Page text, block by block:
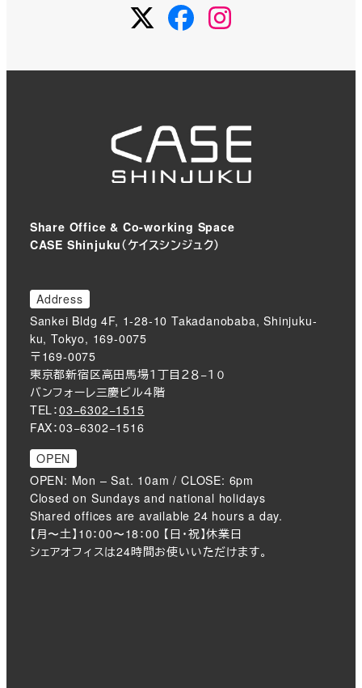
TwitterFacebook
Share Office & Co-working Space
CASE Shinjuku（ケイスシンジュク）
Address
Sankei Bldg 4F, 1-28-10 Takadanobaba, Shinjuku-
ku, Tokyo, 169-0075
〒169-0075
東京都新宿区高田馬場１丁目２８−１０
バンフォーレ三慶ビル４階
TEL：03−6302−1515
FAX：03−6302−1516
OPEN
OPEN: Mon – Sat. 10am / CLOSE: 6pm
Closed on Sundays and national holidays
Shared offices are available 24 hours a day.
【月〜土】10：00〜18：00 【日・祝】休業日
シェアオフィスは24時間お使いいただけます。